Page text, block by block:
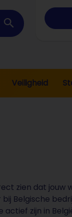
Veiligheid
zien dat jouw
Belgische
zijn in